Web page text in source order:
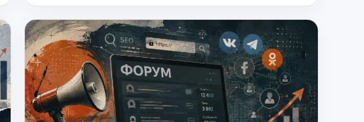
проблемы. Я бы не советовал смотреть на
форумное продвижение только как на покупку
ссылок. В […]